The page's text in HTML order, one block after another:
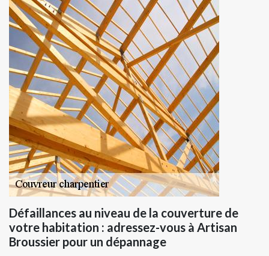
Défaillances au niveau de la couverture de
votre habitation : adressez-vous à Artisan
Broussier pour un dépannage